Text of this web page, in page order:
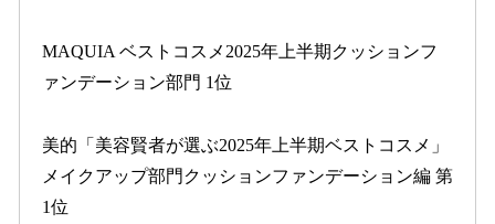
MAQUIA ベストコスメ2025年上半期クッションフ
ァンデーション部門 1位
美的「美容賢者が選ぶ2025年上半期ベストコスメ」
メイクアップ部門クッションファンデーション編 第
1位